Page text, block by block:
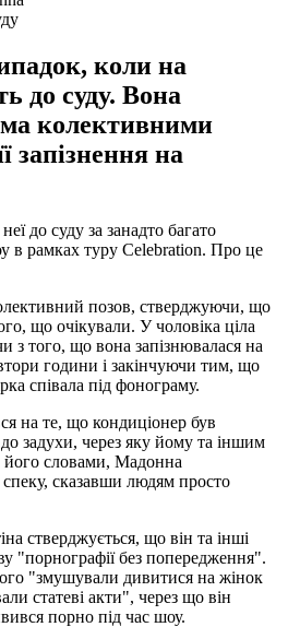
коли на
до суду. Вона
колективними
запізнення на
до суду за занадто багато
в рамках туру Celebration. Про це
позов, стверджуючи, що
що очікували. У чоловіка ціла
з того, що вона запізнювалася на
години і закінчуючи тим, що
співала під фонограму.
на те, що кондиціонер був
задухи, через яку йому та іншим
його словами, Мадонна
спеку, сказавши людям просто
стверджується, що він та інші
"порнографії без попередження".
"змушували дивитися на жінок
статеві акти", через що він
порно під час шоу.